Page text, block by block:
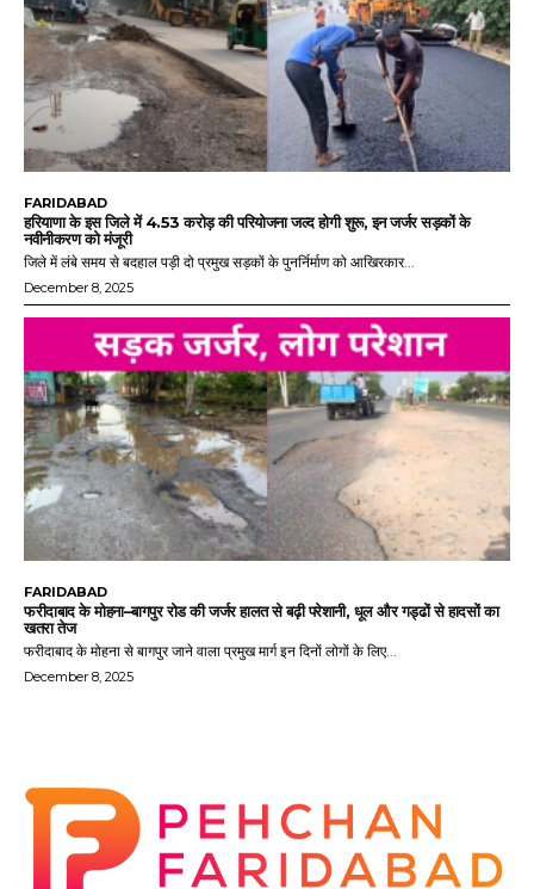
FARIDABAD
हरियाणा के इस जिले में 4.53 करोड़ की परियोजना जल्द होगी शुरू, इन जर्जर सड़कों के
नवीनीकरण को मंजूरी
जिले में लंबे समय से बदहाल पड़ी दो प्रमुख सड़कों के पुनर्निर्माण को आखिरकार...
December 8, 2025
FARIDABAD
फरीदाबाद के मोहना–बागपुर रोड की जर्जर हालत से बढ़ी परेशानी, धूल और गड्ढों से हादसों का
खतरा तेज
फरीदाबाद के मोहना से बागपुर जाने वाला प्रमुख मार्ग इन दिनों लोगों के लिए...
December 8, 2025